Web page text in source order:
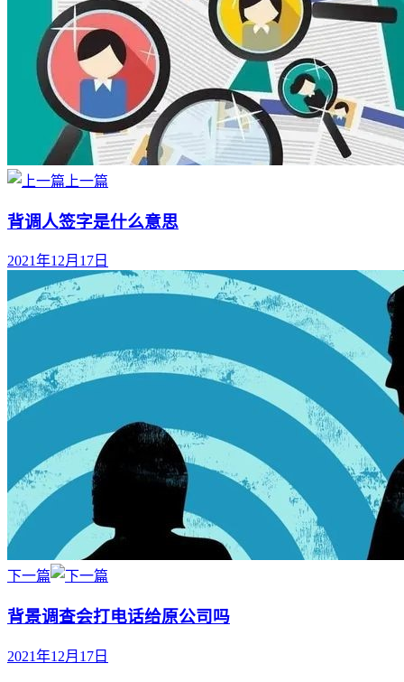
上一篇
背调人签字是什么意思
2021年12月17日
下一篇
背景调查会打电话给原公司吗
2021年12月17日